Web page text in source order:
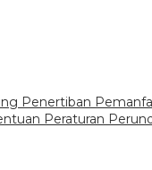
Penertiban
Peraturan